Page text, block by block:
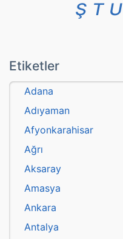
Ş T U
Etiketler
Adana
Adıyaman
Afyonkarahisar
Ağrı
Aksaray
Amasya
Ankara
Antalya